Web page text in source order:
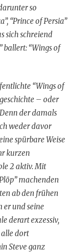
so
“Prince of Persia”
sich schreiend
ballert: “Wings of
“Wings of
– oder
der damals
weder davor
spürbare Weise
kurzen
2 aktiv. Mit
machenden
ab den frühen
er und seine
derart exzessiv,
alle dort
Steve ganz